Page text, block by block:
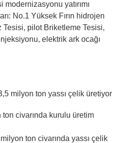
modernizasyonu yatırımı
No.1 Yüksek Fırın hidrojen
pilot Briketleme Tesisi,
elektrik ark ocağı
milyon ton yassı çelik üretiyor
ton civarında kurulu üretim
ton civarında yassı çelik